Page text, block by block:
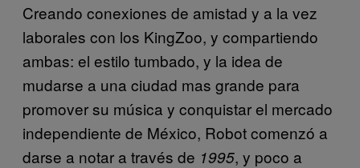
Creando conexiones de amistad y a la vez
laborales con los KingZoo, y compartiendo
ambas: el estilo tumbado, y la idea de
mudarse a una ciudad mas grande para
promover su música y conquistar el mercado
independiente de México, Robot comenzó a
darse a notar a través de 1995, y poco a